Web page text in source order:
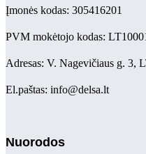
Įmonės kodas: 305416201
PVM mokėtojo kodas:
Adresas: V. Nagevičiaus g. 3,
El.paštas: info@delsa.lt
Nuorodos